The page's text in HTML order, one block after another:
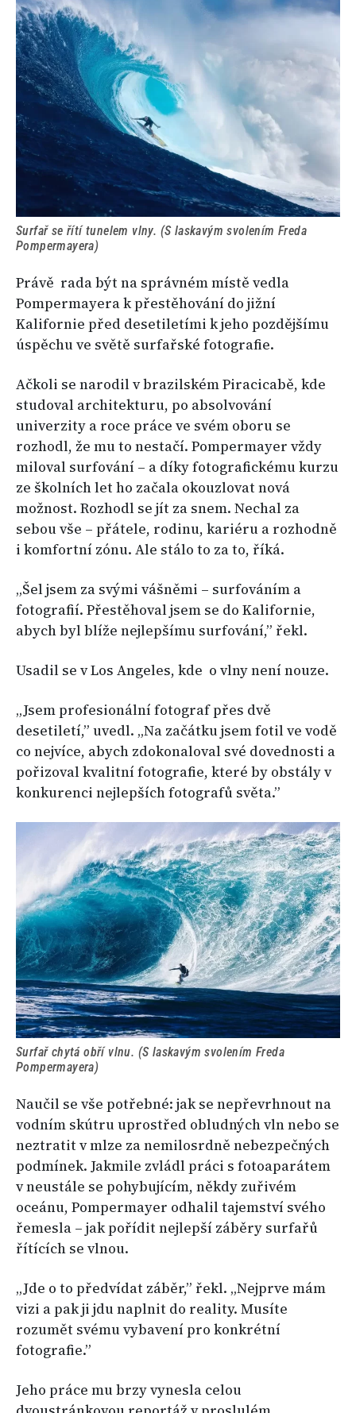
Surfař se řítí tunelem vlny. (S laskavým svolením Freda
Pompermayera)
Právě rada být na správném místě vedla
Pompermayera k přestěhování do jižní
Kalifornie před desetiletími k jeho pozdějšímu
úspěchu ve světě surfařské fotografie.
Ačkoli se narodil v brazilském Piracicabě, kde
studoval architekturu, po absolvování
univerzity a roce práce ve svém oboru se
rozhodl, že mu to nestačí. Pompermayer vždy
miloval surfování – a díky fotografickému kurzu
ze školních let ho začala okouzlovat nová
možnost. Rozhodl se jít za snem. Nechal za
sebou vše – přátele, rodinu, kariéru a rozhodně
i komfortní zónu. Ale stálo to za to, říká.
„Šel jsem za svými vášněmi – surfováním a
fotografií. Přestěhoval jsem se do Kalifornie,
abych byl blíže nejlepšímu surfování,” řekl.
Usadil se v Los Angeles, kde o vlny není nouze.
„Jsem profesionální fotograf přes dvě
desetiletí,” uvedl. „Na začátku jsem fotil ve vodě
co nejvíce, abych zdokonaloval své dovednosti a
pořizoval kvalitní fotografie, které by obstály v
konkurenci nejlepších fotografů světa.”
Surfař chytá obří vlnu. (S laskavým svolením Freda
Pompermayera)
Naučil se vše potřebné: jak se nepřevrhnout na
vodním skútru uprostřed obludných vln nebo se
neztratit v mlze za nemilosrdně nebezpečných
podmínek. Jakmile zvládl práci s fotoaparátem
v neustále se pohybujícím, někdy zuřivém
oceánu, Pompermayer odhalil tajemství svého
řemesla – jak pořídit nejlepší záběry surfařů
řítících se vlnou.
„Jde o to předvídat záběr,” řekl. „Nejprve mám
vizi a pak ji jdu naplnit do reality. Musíte
rozumět svému vybavení pro konkrétní
fotografie.”
Jeho práce mu brzy vynesla celou